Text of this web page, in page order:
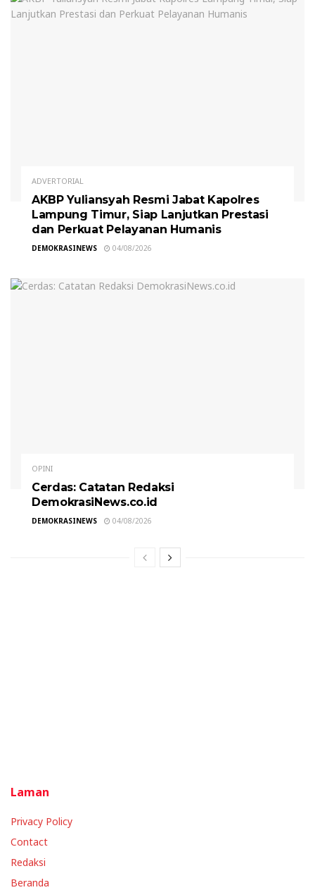
ADVERTORIAL
AKBP Yuliansyah Resmi Jabat Kapolres
Lampung Timur, Siap Lanjutkan Prestasi
dan Perkuat Pelayanan Humanis
DEMOKRASINEWS 04/08/2026
OPINI
Cerdas: Catatan Redaksi
DemokrasiNews.co.id
DEMOKRASINEWS 04/08/2026
Laman
Privacy Policy
Contact
Redaksi
Beranda